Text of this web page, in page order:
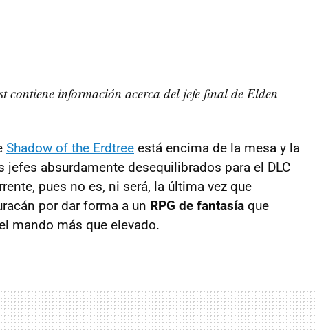
contiene información acerca del jefe final de Elden
Shadow of the Erdtree está encima de la mesa y la
absurdamente desequilibrados para el DLC
pues no es, ni será, la última vez que
por dar forma a un RPG de fantasía que
mando más que elevado.